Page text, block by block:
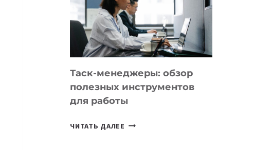
ПО
ИСКУССТВЕННОМУ
ИНТЕЛЛЕКТУ
Таск-менеджеры: обзор
полезных инструментов
для работы
ЧИТАТЬ ДАЛЕЕ ТАСК-